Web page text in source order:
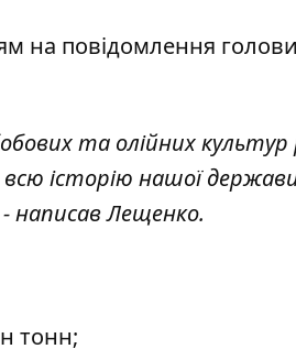
на повідомлення
та олійних
історію нашої
написав Лещенко.
тонн;